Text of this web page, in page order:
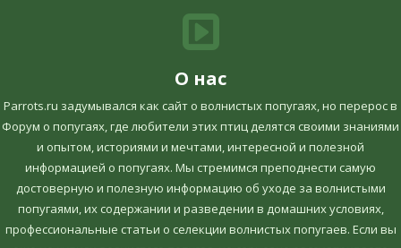
О нас
Parrots.ru задумывался как сайт о волнистых попугаях, но перерос в
Форум о попугаях, где любители этих птиц делятся своими знаниями
и опытом, историями и мечтами, интересной и полезной
информацией о попугаях. Мы стремимся преподнести самую
достоверную и полезную информацию об уходе за волнистыми
попугаями, их содержании и разведении в домашних условиях,
профессиональные статьи о селекции волнистых попугаев. Если вы